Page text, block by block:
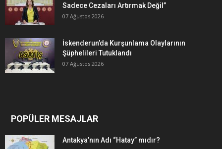
Sadece Cezaları Artırmak Değil”
07 Ağustos 2026
İskenderun’da Kurşunlama Olaylarının
Şüphelileri Tutuklandı
07 Ağustos 2026
POPÜLER MESAJLAR
Antakya’nın Adı “Hatay” mıdır?